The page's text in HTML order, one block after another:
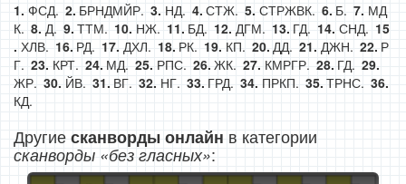
ФСД. БРНДМЙР. НД. СТЖ. СТРЖВК. Б.
МД
К.
Д. ТТМ. НЖ. БД. ДГМ. ГД.
СНД.
ХЛВ.
РД. ДХЛ. РК. КП. ДД. ДЖН.
Р
Г.
КРТ. МД. РПС. ЖК. КМРГР.
ГД.
ЖР.
ЙВ. ВГ. НГ. ГРД. ПРКП.
ТРНС.
КД.
Другиесканворды онлайн в категории
сканворды «без гласных»: